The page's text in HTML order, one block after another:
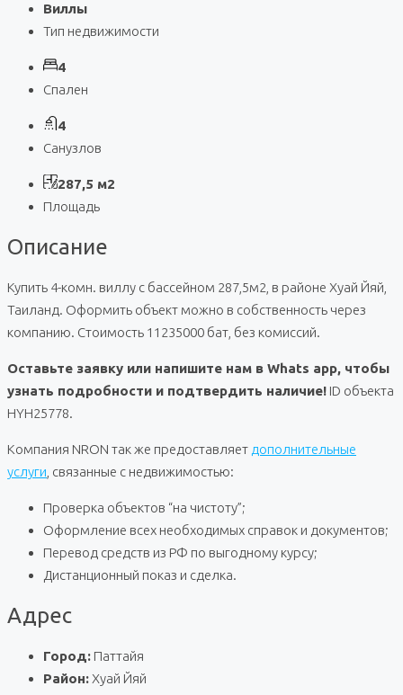
Виллы
Тип недвижимости
4
Спален
4
Санузлов
287,5 м2
Площадь
Описание
Купить 4-комн. виллу с бассейном 287,5м2, в районе Хуай Йяй,
Таиланд. Оформить объект можно в собственность через
компанию. Стоимость 11235000 бат, без комиссий.
Оставьте заявку или напишите нам в Whats app, чтобы
узнать подробности и подтвердить наличие! ID объекта
HYH25778.
Компания NRON так же предоставляет дополнительные
услуги , связанные с недвижимостью:
Проверка объектов “на чистоту”;
Оформление всех необходимых справок и документов;
Перевод средств из РФ по выгодному курсу;
Дистанционный показ и сделка.
Адрес
Город: Паттайя
Район:Хуай Йяй